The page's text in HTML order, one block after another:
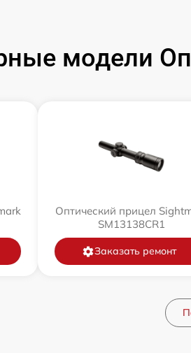
модели
Оптический прицел
SM13138CR1
Заказать ремонт